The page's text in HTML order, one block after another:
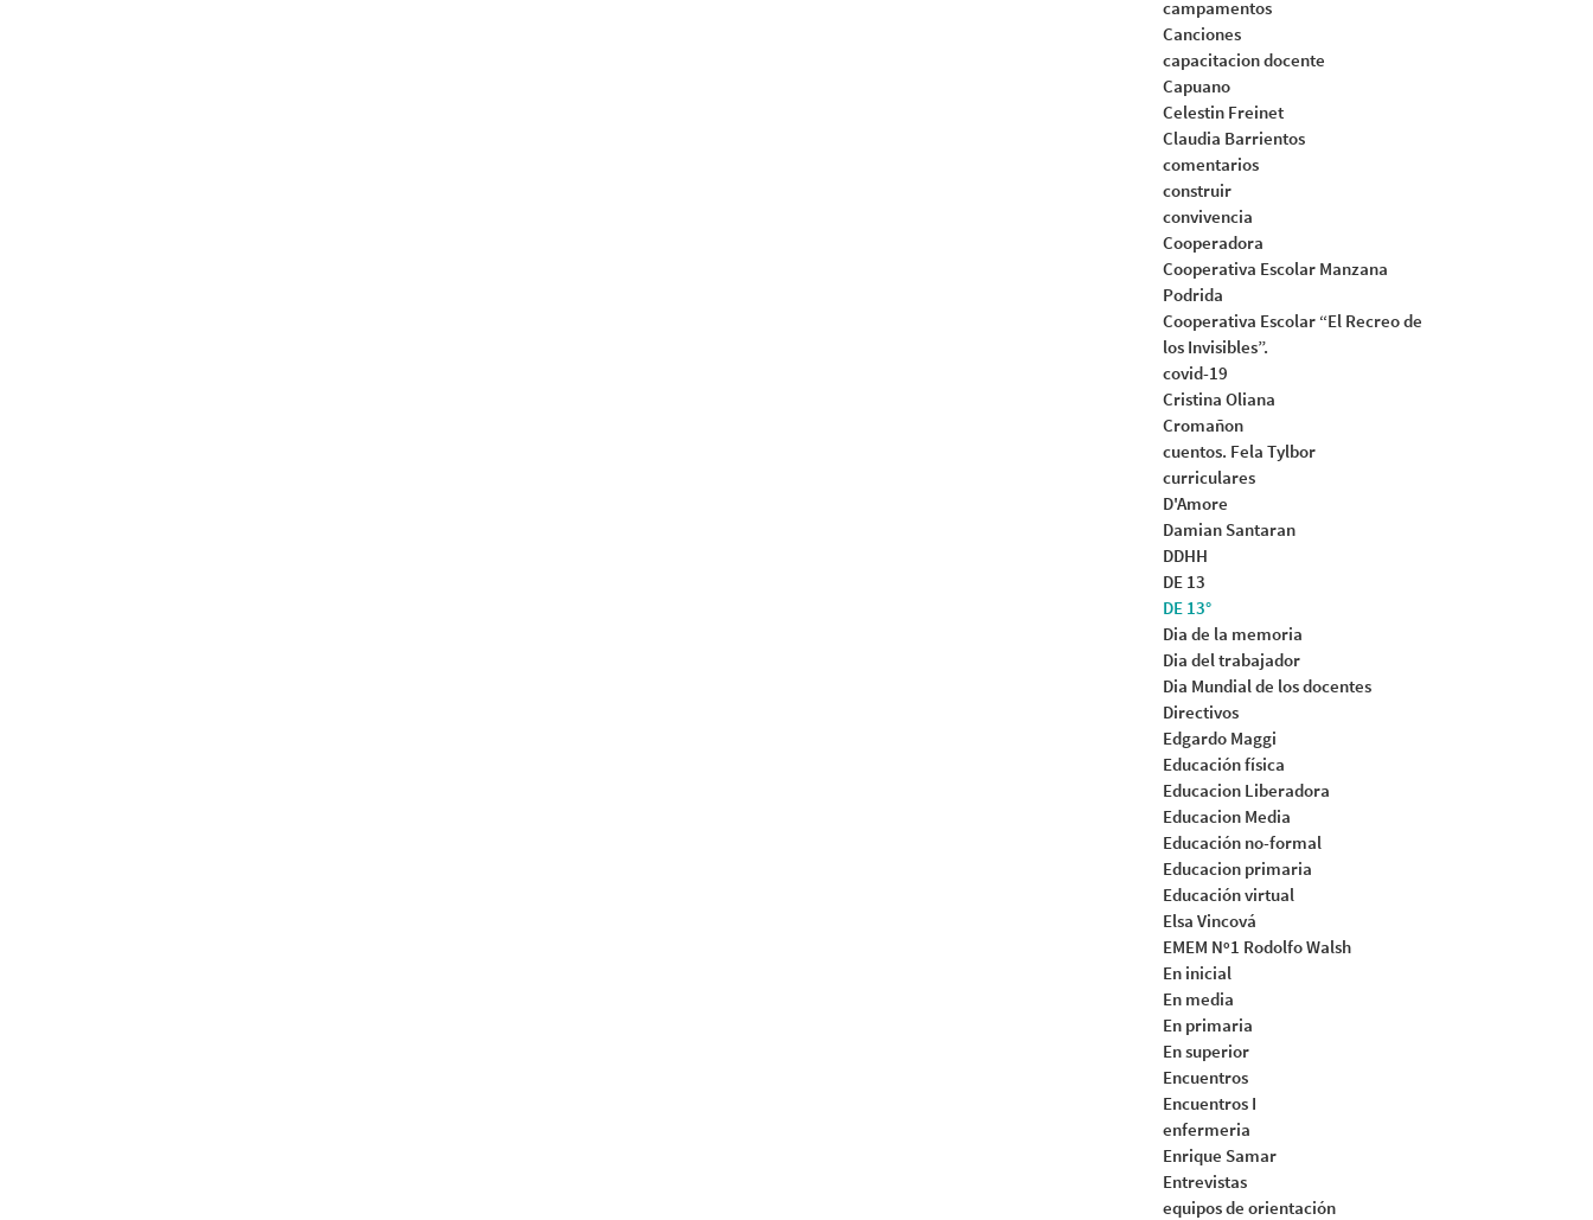
campamentos
Canciones
capacitacion docente
Capuano
Celestin Freinet
Claudia Barrientos
comentarios
construir
convivencia
Cooperadora
Cooperativa Escolar Manzana
Podrida
Cooperativa Escolar “El Recreo de
los Invisibles”.
covid-19
Cristina Oliana
Cromañon
cuentos. Fela Tylbor
curriculares
D'Amore
Damian Santaran
DDHH
DE 13
DE 13°
Dia de la memoria
Dia del trabajador
Dia Mundial de los docentes
Directivos
Edgardo Maggi
Educación física
Educacion Liberadora
Educacion Media
Educación no-formal
Educacion primaria
Educación virtual
Elsa Vincová
EMEM Nº1 Rodolfo Walsh
En inicial
En media
En primaria
En superior
Encuentros
Encuentros I
enfermeria
Enrique Samar
Entrevistas
equipos de orientación